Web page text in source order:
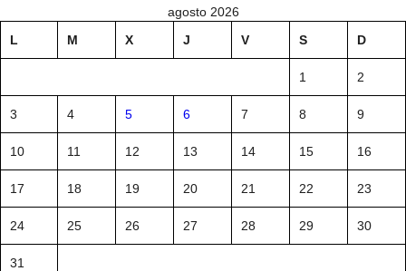
agosto 2026
L
M X J V S D
1 2
3 4 5 6 7 8 9
10 11 12 13 14 15 16
17 18 19 20 21 22 23
24 25 26 27 28 29 30
31